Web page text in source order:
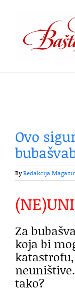
content
Ovo
ByRedakcija
Za
koja bi
tako?